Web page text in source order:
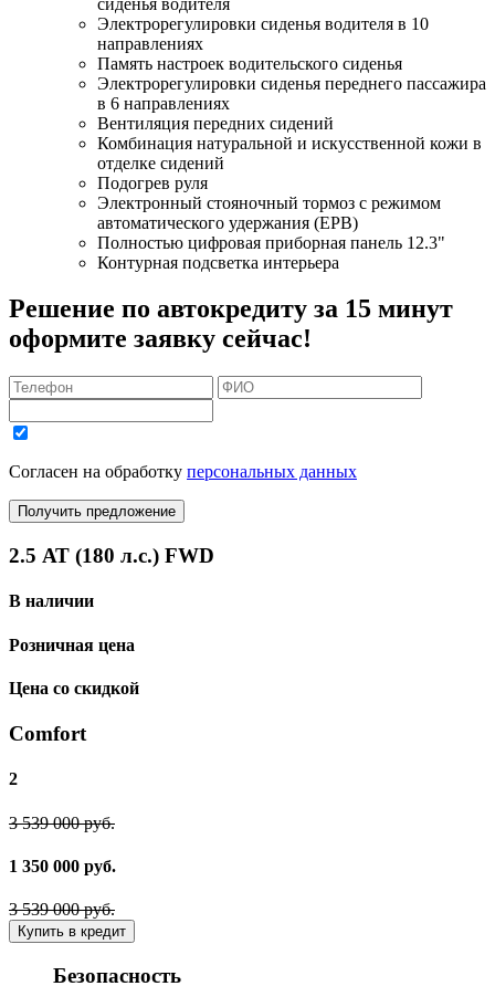
Электрорегулировки сиденья водителя в 10
направлениях
Память настроек водительского сиденья
Электрорегулировки сиденья переднего пассажира
в 6 направлениях
Вентиляция передних сидений
Комбинация натуральной и искусственной кожи в
отделке сидений
Подогрев руля
Электронный стояночный тормоз с режимом
автоматического удержания (EPB)
Полностью цифровая приборная панель 12.3"
Контурная подсветка интерьера
Решение по автокредиту за 15 минут
оформите заявку сейчас!
Согласен на обработку персональных данных
Получить предложение
2.5 АТ (180 л.с.) FWD
В наличии
Розничная цена
Цена со скидкой
Comfort
2
3 539 000 руб.
1 350 000 руб.
3 539 000 руб.
Купить в кредит
Безопасность